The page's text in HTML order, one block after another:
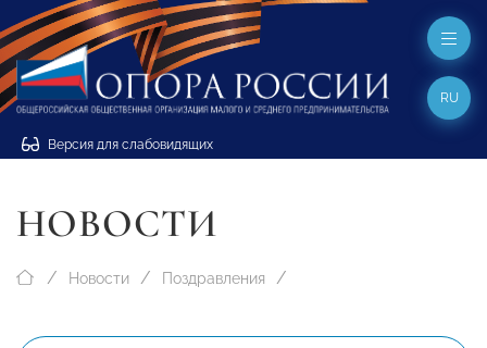
Версия для слабовидящих
RU
НОВОСТИ
Новости Поздравления